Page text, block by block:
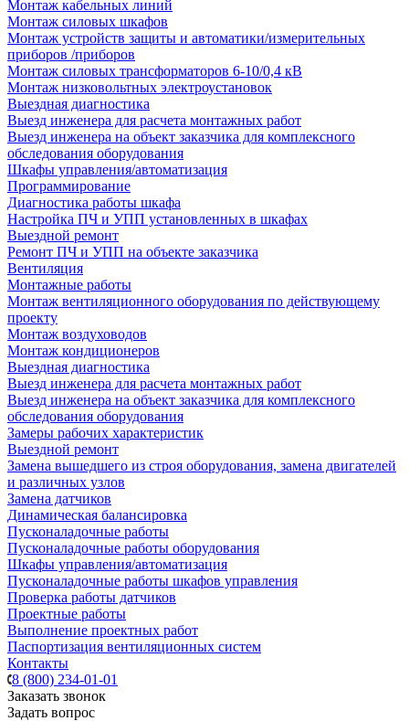
Монтаж кабельных линий
Монтаж силовых шкафов
Монтаж устройств защиты и автоматики/измерительных
приборов /приборов
Монтаж силовых трансформаторов 6-10/0,4 кВ
Монтаж низковольтных электроустановок
Выездная диагностика
Выезд инженера для расчета монтажных работ
Выезд инженера на объект заказчика для комплексного
обследования оборудования
Шкафы управления/автоматизация
Программирование
Диагностика работы шкафа
Настройка ПЧ и УПП установленных в шкафах
Выездной ремонт
Ремонт ПЧ и УПП на объекте заказчика
Вентиляция
Монтажные работы
Монтаж вентиляционного оборудования по действующему
проекту
Монтаж воздуховодов
Монтаж кондиционеров
Выездная диагностика
Выезд инженера для расчета монтажных работ
Выезд инженера на объект заказчика для комплексного
обследования оборудования
Замеры рабочих характеристик
Выездной ремонт
Замена вышедшего из строя оборудования, замена двигателей
и различных узлов
Замена датчиков
Динамическая балансировка
Пусконаладочные работы
Пусконаладочные работы оборудования
Шкафы управления/автоматизация
Пусконаладочные работы шкафов управления
Проверка работы датчиков
Проектные работы
Выполнение проектных работ
Паспортизация вентиляционных систем
Контакты
8 (800) 234-01-01
Заказать звонок
Задать вопрос